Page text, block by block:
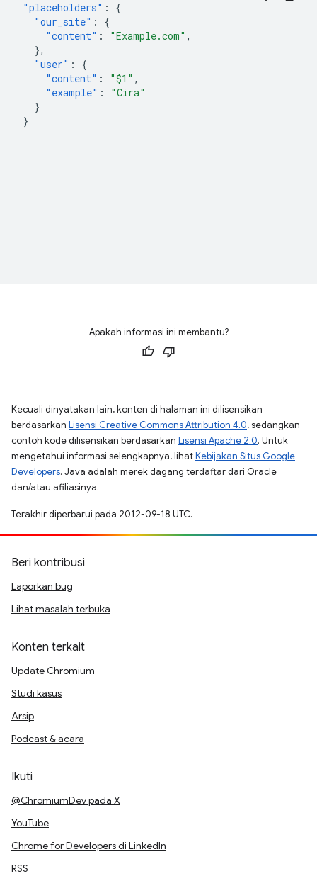
"placeholders" :
{
"our_site" :
{
"content" : "Example.com" ,
},
"user" :
{
"content" : "$1" ,
"example" :
"Cira"
}
}
Apakah informasi ini membantu?
Kecuali dinyatakan lain, konten di halaman ini dilisensikan
berdasarkan Lisensi Creative Commons Attribution 4.0, sedangkan
contoh kode dilisensikan berdasarkan Lisensi Apache 2.0. Untuk
mengetahui informasi selengkapnya, lihatKebijakan Situs Google
Developers. Java adalah merek dagang terdaftar dari Oracle
dan/atau afiliasinya.
Terakhir diperbarui pada 2012-09-18 UTC.
Beri kontribusi
Laporkan bug
Lihat masalah terbuka
Konten terkait
Update Chromium
Studi kasus
Arsip
Podcast & acara
Ikuti
@ChromiumDev pada X
YouTube
Chrome for Developers di LinkedIn
RSS